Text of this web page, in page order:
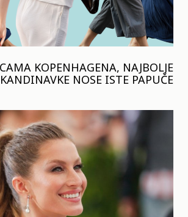
KOPENHAGENA, NAJBOLJE
NOSE ISTE PAPUČE